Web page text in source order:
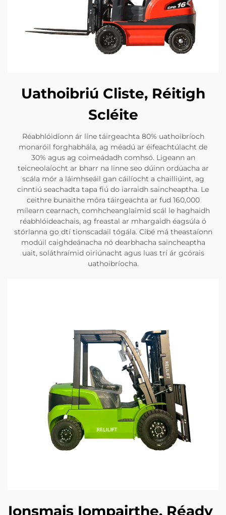
Uathoibriú Cliste, Réitigh
Scléite
Réabhlóidíonn ár líne táirgeachta 80% uathoibríoch
monaróil forghabhála, ag méadú ar éifeachtúlacht de
30% agus ag coimeádadh comhsó. Ligeann an
teicneolaíocht ar bharr na linne seo dúinn ordúacha ar
scála mór a láimhseáil gan cáilíocht a chailliúint, ag
cinntiú seachadta tapa fiú do iarraidh saincheaptha. Le
ceithre bunaithe móra táirgeachta ar fud 160,000
mílearn cearnach, comhcheanglaimid scál le haghaidh
réabhlóideachais, ag freastal ar mhargaidh éagsúla ó
stórlanna go dtí tionscadail tógála. Cibé má theastaíonn
modúil caighdeánacha nó dearbhacha saincheaptha
uait, soláthraímid oiriúnacht agus luas trí ár gcórais
uathoibríocha.
Ionsmais Iompairthe, Réady